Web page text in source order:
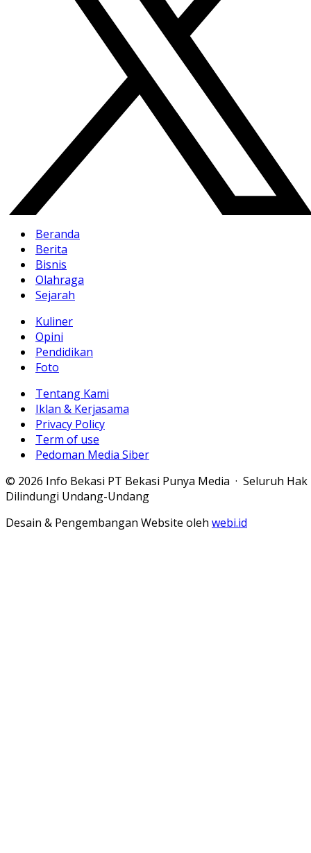
Beranda
Berita
Bisnis
Olahraga
Sejarah
Kuliner
Opini
Pendidikan
Foto
Tentang Kami
Iklan & Kerjasama
Privacy Policy
Term of use
Pedoman Media Siber
© 2026 Info Bekasi PT Bekasi Punya Media · Seluruh Hak
Dilindungi Undang-Undang
Desain & Pengembangan Website oleh webi.id